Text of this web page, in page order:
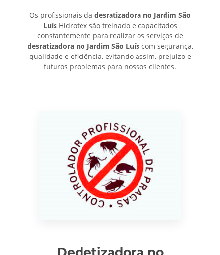
Os profissionais da desratizadora no Jardim São
LuísHidrotex são treinado e capacitados
constantemente para realizar os serviços de
desratizadora no Jardim São Luíscom segurança,
qualidade e eficiência, evitando assim, prejuizo e
futuros problemas para nossos clientes.
Dedetizadora no